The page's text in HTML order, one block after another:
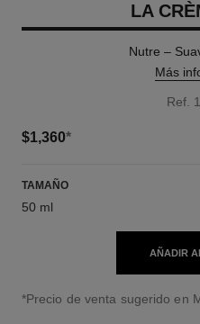
LA
Nutre –
Más
Ref.
$1,360*
TAMAÑO
50 ml
AÑADIR
↩
*Precio de venta sugerido en